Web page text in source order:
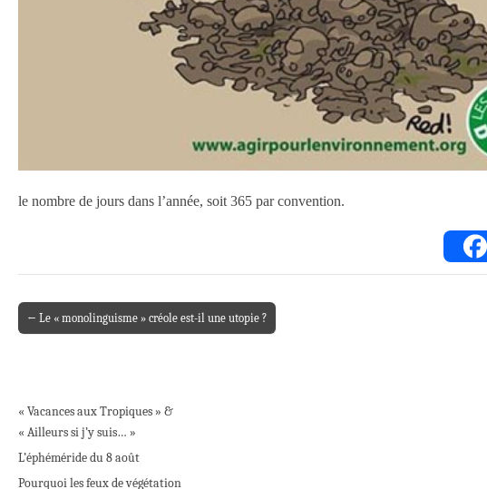
le nombre de jours dans l’année, soit 365 par convention.
Post navigation
← Le « monolinguisme » créole est-il une utopie ?
« Vacances aux Tropiques » &
« Ailleurs si j’y suis… »
L’éphéméride du 8 août
Pourquoi les feux de végétation